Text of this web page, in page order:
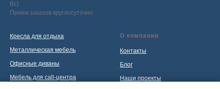
Вс)
Прием заказов круглосуточно
Кресла для отдыха
Металлическая мебель
Офисные диваны
Мебель для call-центра
О компании
Контакты
Блог
Наши проекты